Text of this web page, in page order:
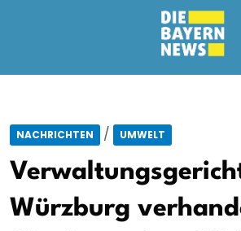
NACHRICHTEN / UMWELT
Würzburg